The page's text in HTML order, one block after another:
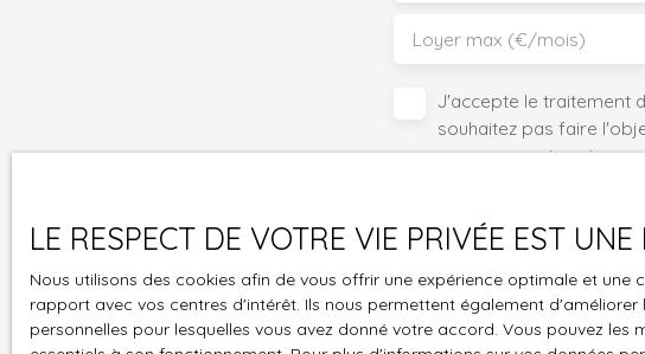
Loyer max (€/mois)
J'accepte le traitement
souhaitez pas faire
pouvez vous inscrire
Pour en savoir plus
politique de
LE RESPECT DE VOTRE VIE PRIVÉE EST
Nous utilisons des cookies afin de vous offrir une expérience optimale et
rapport avec vos centres d'intérêt. Ils nous permettent également
personnelles pour lesquelles vous avez donné votre accord. Vous pouvez